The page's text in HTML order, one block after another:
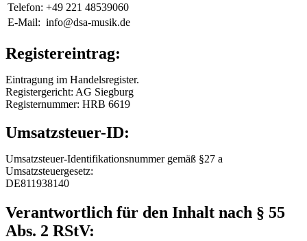
Telefon: +49 221 48539060
E-Mail: info@dsa-musik.de
Registereintrag:
Eintragung im Handelsregister.
Registergericht: AG Siegburg
Registernummer: HRB 6619
Umsatzsteuer-ID:
Umsatzsteuer-Identifikationsnummer gemäß §27 a
Umsatzsteuergesetz:
DE811938140
Verantwortlich für den Inhalt nach § 55
Abs. 2 RStV: